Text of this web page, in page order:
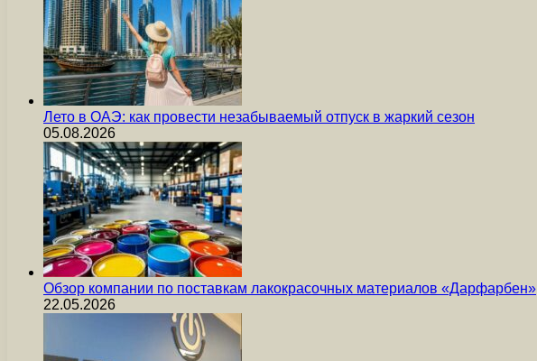
Лето в ОАЭ: как провести незабываемый отпуск в жаркий сезон
05.08.2026
Обзор компании по поставкам лакокрасочных материалов «Дарфарбен»
22.05.2026